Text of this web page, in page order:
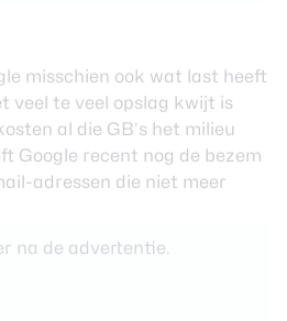
misschien ook wat last heeft
veel te veel opslag kwijt is
al die GB’s het milieu
Google recent nog de bezem
adressen die niet meer
na de advertentie.